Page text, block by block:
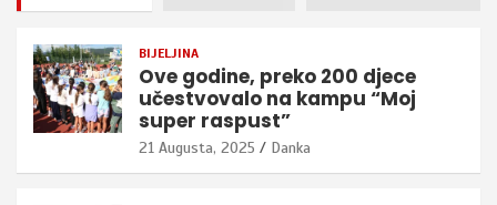
BIJELJINA
Ove godine, preko 200 djece
učestvovalo na kampu “Moj
super raspust”
21 Augusta, 2025 Danka